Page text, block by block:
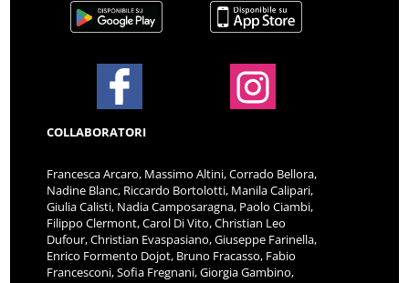
COLLABORATORI
Francesca Arcaro, Massimo Altini, Corrado Bellora,
Nadine Blanc, Riccardo Bortolotti, Manila Calipari,
Giulia Calisti, Nadia Camposaragna, Paolo Ciambi,
Filippo Clermont, Carol Di Vito, Christian Leo
Dufour, Christian Evaspasiano, Giuseppe Farinella,
Enrico Formento Dojot, Bruno Fracasso, Fabio
Francesconi, Sofia Fregnani, Giorgia Gambino,